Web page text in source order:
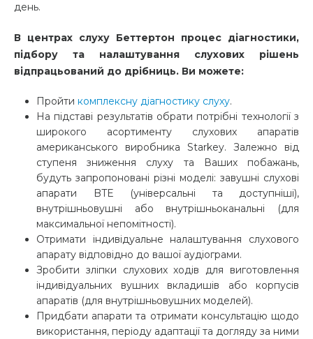
день.
В центрах слуху Беттертон процес діагностики,
підбору та налаштування слухових рішень
відпрацьований до дрібниць. Ви можете:
Пройти комплексну діагностику слуху.
На підставі результатів обрати потрібні технології з
широкого асортименту слухових апаратів
американського виробника Starkey. Залежно від
ступеня зниження слуху та Ваших побажань,
будуть запропоновані різні моделі: завушні слухові
апарати BTE (універсальні та доступніші),
внутрішньовушні або внутрішньоканальні (для
максимальної непомітності).
Отримати індивідуальне налаштування слухового
апарату відповідно до вашої аудіограми.
Зробити зліпки слухових ходів для виготовлення
індивідуальних вушних вкладишів або корпусів
апаратів (для внутрішньовушних моделей).
Придбати апарати та отримати консультацію щодо
використання, періоду адаптації та догляду за ними